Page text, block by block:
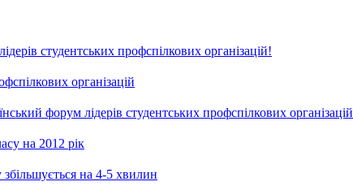
студентських профспілкових організацій!
організацій
форум лідерів студентських профспілкових організацій
на 2012 рік
збільшується на 4-5 хвилин